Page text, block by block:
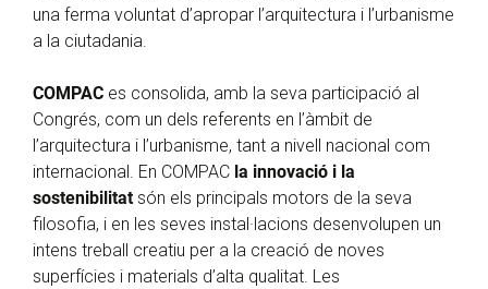
una ferma voluntat d’apropar l’arquitectura i l’urbanisme
a la ciutadania.
COMPAC es consolida, amb la seva participació al
Congrés, com un dels referents en l’àmbit de
l’arquitectura i l’urbanisme, tant a nivell nacional com
internacional. En COMPAC la innovació i la
sostenibilitatsón els principals motors de la seva
filosofia, i en les seves instal·lacions desenvolupen un
intens treball creatiu per a la creació de noves
superfícies i materials d’alta qualitat. Les